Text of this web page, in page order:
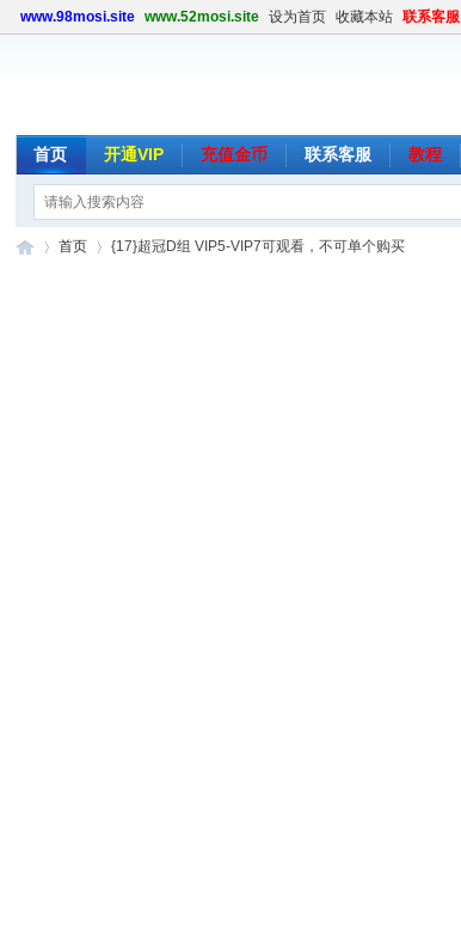
www.98mosi.site www.52mosi.site 设为首页 收藏本站 联系客服
首页 开通VIP 充值金币 联系客服 教程
首页 {17}超冠D组 VIP5-VIP7可观看，不可单个购买